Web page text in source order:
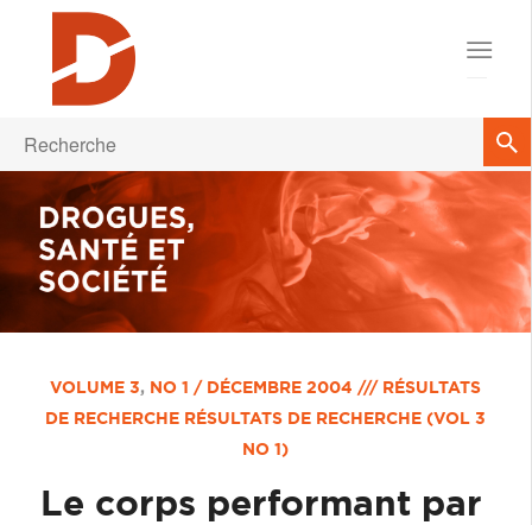
VOLUME 3, NO 1 / DÉCEMBRE 2004 /// RÉSULTATS
DE RECHERCHE RÉSULTATS DE RECHERCHE (VOL 3
NO 1)
Le corps performant par